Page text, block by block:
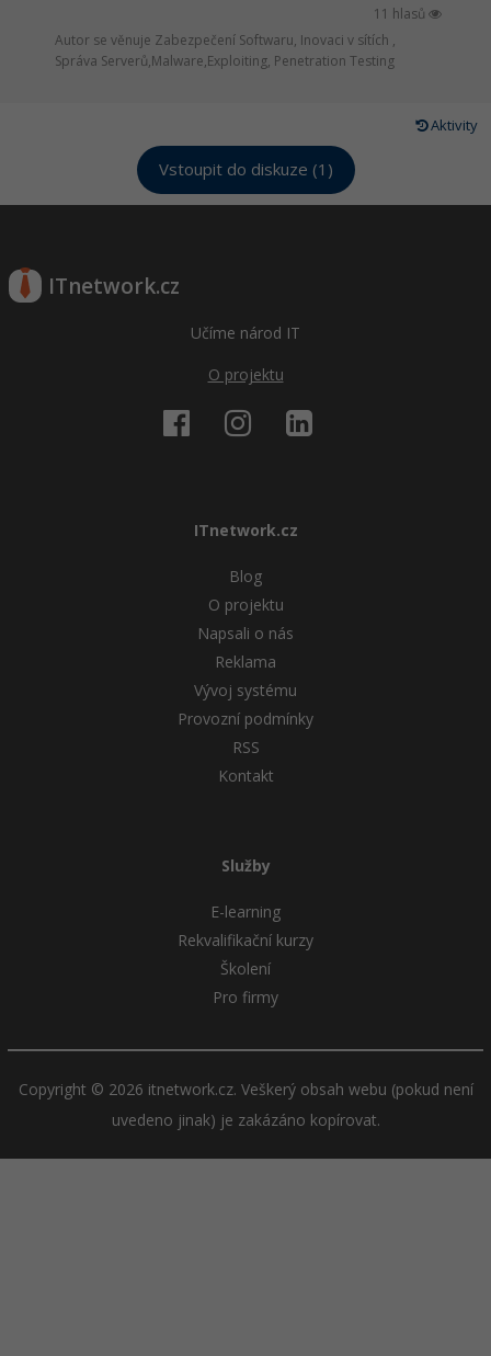
11 hlasů
Autor se věnuje Zabezpečení Softwaru, Inovaci v sítích ,
Správa Serverů,Malware,Exploiting, Penetration Testing
Aktivity
Vstoupit do diskuze (1)
ITnetwork.cz
Učíme národ IT
O projektu
ITnetwork.cz
Blog
O projektu
Napsali o nás
Reklama
Vývoj systému
Provozní podmínky
RSS
Kontakt
Služby
E-learning
Rekvalifikační kurzy
Školení
Pro firmy
Copyright © 2026 itnetwork.cz. Veškerý obsah webu (pokud není
uvedeno jinak) je zakázáno kopírovat.